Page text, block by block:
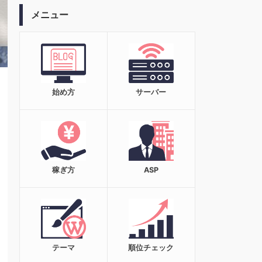
メニュー
始め方 サーバー
稼ぎ方 ASP
テーマ 順位チェック